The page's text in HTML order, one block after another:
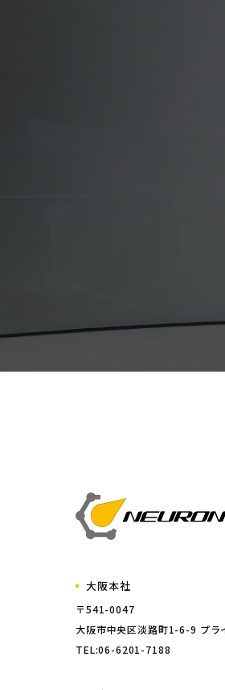
大阪本社
〒541-0047
大阪市中央区淡路町1-6-9 プラ
TEL:06-6201-7188